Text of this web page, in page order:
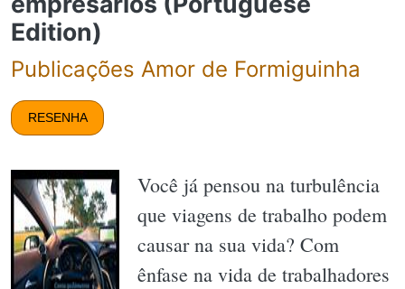
Edition)
Publicações Amor de Formiguinha
RESENHA
Você já pensou na turbulência
que viagens de trabalho podem
causar na sua vida? Com
ênfase na vida de trabalhadores